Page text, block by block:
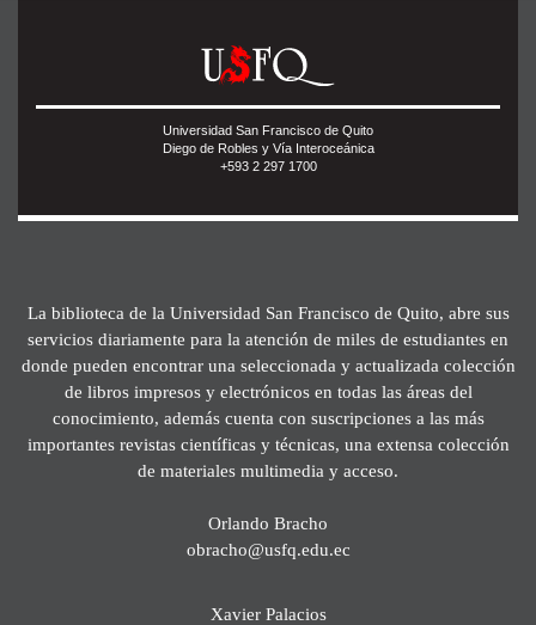
Universidad San Francisco de Quito
Diego de Robles y Vía Interoceánica
+593 2 297 1700
La biblioteca de la Universidad San Francisco de Quito, abre sus
servicios diariamente para la atención de miles de estudiantes en
donde pueden encontrar una seleccionada y actualizada colección
de libros impresos y electrónicos en todas las áreas del
conocimiento, además cuenta con suscripciones a las más
importantes revistas científicas y técnicas, una extensa colección
de materiales multimedia y acceso.
Orlando Bracho
obracho@usfq.edu.ec
Xavier Palacios